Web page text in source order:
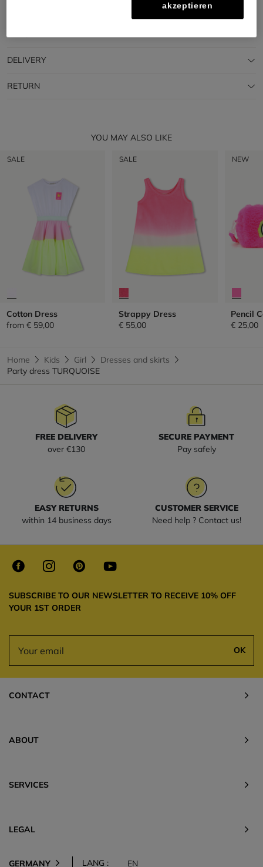
DELIVERY
RETURN
YOU MAY ALSO LIKE
SALE
Cotton Dress
from € 59,00
SALE
Strappy Dress
€ 55,00
NEW
Pencil
€ 25,00
Home Kids Girl
Dresses and skirts
Party dress TURQUOISE
FREE DELIVERY
over €130
SECURE PAYMENT
Pay safely
EASY RETURNS
within 14 business days
CUSTOMER SERVICE
Need help ? Contact us!
SUBSCRIBE TO OUR NEWSLETTER TO RECEIVE 10% OFF
YOUR 1ST ORDER
OK
CONTACT
ABOUT
SERVICES
LEGAL
GERMANY LANG : EN
akzeptieren